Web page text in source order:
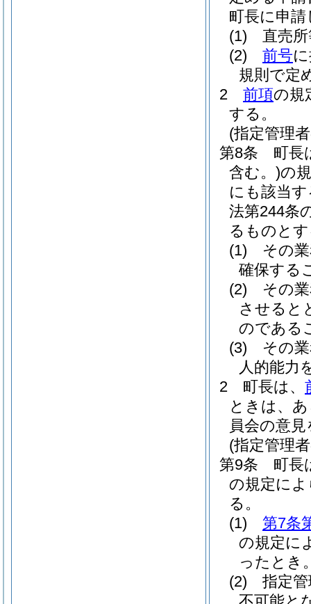
町長に申
(1)
直売
(2)
前号
規則で定
2
前項の規
する。
(指定管理
第8条
町長
含む。)の
にも該当
法第244条
るものと
(1)
その
確保する
(2)
その
させると
のである
(3)
その
人的能力
2
町長は、
ときは、
員会の意
(指定管理
第9条
町長
の規定に
る。
(1)
第7条
の規定に
ったとき
(2)
指定